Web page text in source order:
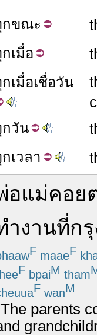
ขณะ
เมื่อ
เมื่อเชื่อวัน
วัน
เวลา
อแม่คอย
ำงานที่ก
F maaeF
F bpaiM tham
F wanM
parents